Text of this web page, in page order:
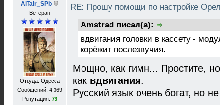
AlTair_SPb
Ветеран
Откуда: Одесса
Сообщений: 4 369
Репутация: 76
RE: Прошу помощи по настройке
Amstrad писал(а):
вдвигания головки в кассету -
корёжит послезвучия.
Мощно, как гимн... Простите,
как вдвигания.
Русский язык очень богат, но